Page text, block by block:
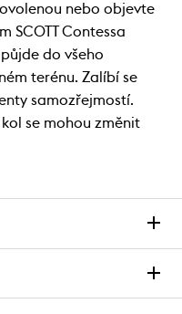
nebo objevte
SCOTT Contessa
do všeho
terénu. Zalíbí se
samozřejmostí.
se mohou změnit